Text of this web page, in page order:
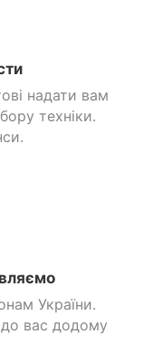
каркас.
надати вам
техніки.
України.
вас додому